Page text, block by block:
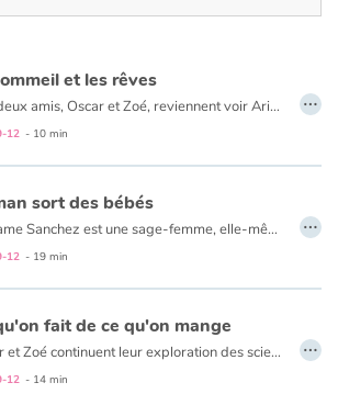
adventure
et les rêves
Nos deux amis, Oscar et Zoé, reviennent voir Aristote l’orang-outan savant, afin qu’il leur dévoile les mystères du sommeil et le fonctionnement des rêves.
12 - 10 min
…
sort des bébés
Madame Sanchez est une sage-femme, elle-même sur le point d’accoucher. Sous le regard curieux et circonspect de sa fille Juliette, 7 ans et demi, nous suivons les différentes étapes de la grossesse sous forme de chapitres narrant de manière comique et burlesque les épisodes hospitaliers qui ponctuent la vie de la femme enceinte.
12 - 19 min
…
fait de ce qu'on mange
Oscar et Zoé continuent leur exploration des sciences naturelles, guidés par Aristote. Il leur dévoile les secrets de la digestion et du bien manger.
12 - 14 min
…